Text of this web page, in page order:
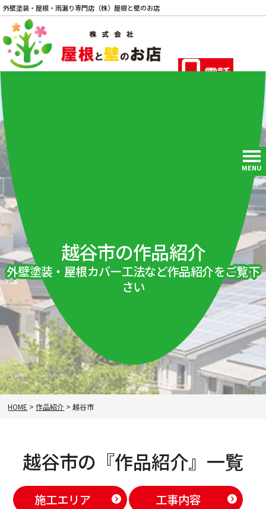
外壁塗装・屋根・雨漏り専門店（株）屋根と壁のお店
電話
MENU
越谷市の作品紹介
外壁塗装・屋根カバー工法など作品紹介をご覧下
さい
HOME >作品紹介 >越谷市
越谷市の『作品紹介』一覧
施工エリア
工事内容